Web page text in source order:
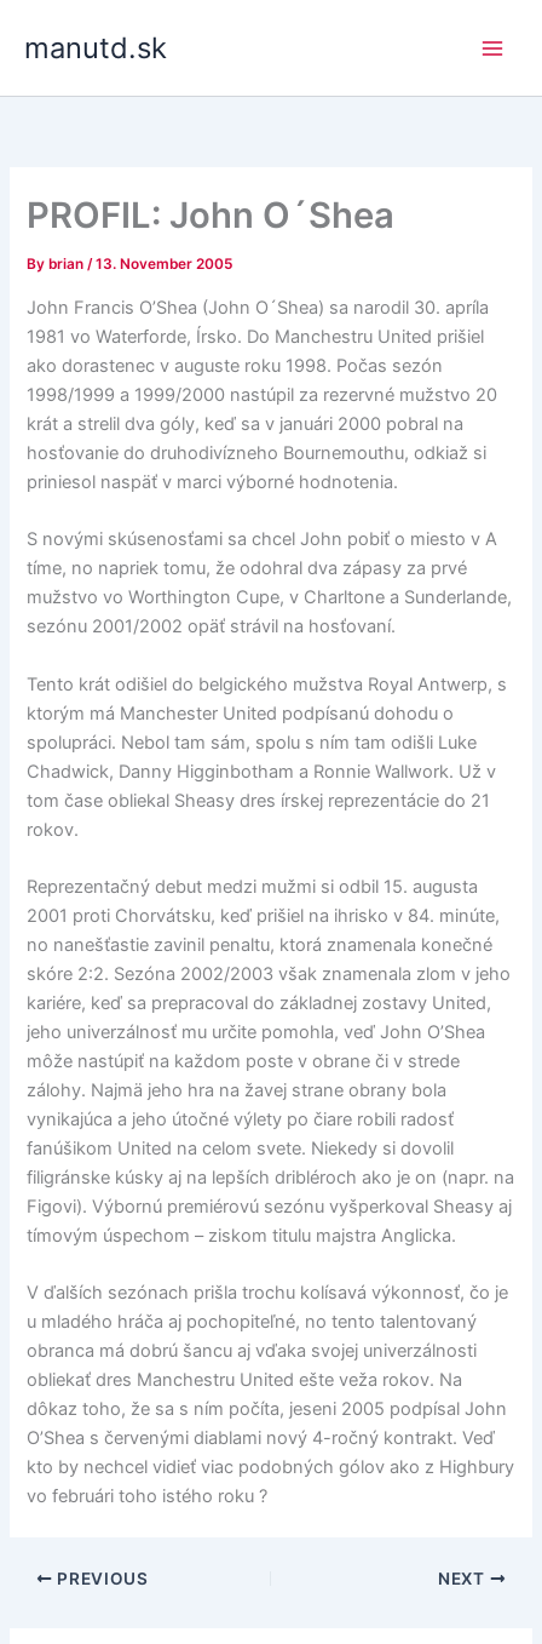
manutd.sk
PROFIL: John O´Shea
By brian/13. November 2005
John Francis O’Shea (John O´Shea) sa narodil 30. apríla
1981 vo Waterforde, Írsko. Do Manchestru United prišiel
ako dorastenec v auguste roku 1998. Počas sezón
1998/1999 a 1999/2000 nastúpil za rezervné mužstvo 20
krát a strelil dva góly, keď sa v januári 2000 pobral na
hosťovanie do druhodivízneho Bournemouthu, odkiaž si
priniesol naspäť v marci výborné hodnotenia.
S novými skúsenosťami sa chcel John pobiť o miesto v A
tíme, no napriek tomu, že odohral dva zápasy za prvé
mužstvo vo Worthington Cupe, v Charltone a Sunderlande,
sezónu 2001/2002 opäť strávil na hosťovaní.
Tento krát odišiel do belgického mužstva Royal Antwerp, s
ktorým má Manchester United podpísanú dohodu o
spolupráci. Nebol tam sám, spolu s ním tam odišli Luke
Chadwick, Danny Higginbotham a Ronnie Wallwork. Už v
tom čase obliekal Sheasy dres írskej reprezentácie do 21
rokov.
Reprezentačný debut medzi mužmi si odbil 15. augusta
2001 proti Chorvátsku, keď prišiel na ihrisko v 84. minúte,
no nanešťastie zavinil penaltu, ktorá znamenala konečné
skóre 2:2. Sezóna 2002/2003 však znamenala zlom v jeho
kariére, keď sa prepracoval do základnej zostavy United,
jeho univerzálnosť mu určite pomohla, veď John O’Shea
môže nastúpiť na každom poste v obrane či v strede
zálohy. Najmä jeho hra na žavej strane obrany bola
vynikajúca a jeho útočné výlety po čiare robili radosť
fanúšikom United na celom svete. Niekedy si dovolil
filigránske kúsky aj na lepších dribléroch ako je on (napr. na
Figovi). Výbornú premiérovú sezónu vyšperkoval Sheasy aj
tímovým úspechom – ziskom titulu majstra Anglicka.
V ďalších sezónach prišla trochu kolísavá výkonnosť, čo je
u mladého hráča aj pochopiteľné, no tento talentovaný
obranca má dobrú šancu aj vďaka svojej univerzálnosti
obliekať dres Manchestru United ešte veža rokov. Na
dôkaz toho, že sa s ním počíta, jeseni 2005 podpísal John
O’Shea s červenými diablami nový 4-ročný kontrakt. Veď
kto by nechcel vidieť viac podobných gólov ako z Highbury
vo februári toho istého roku ?
PREVIOUS NEXT